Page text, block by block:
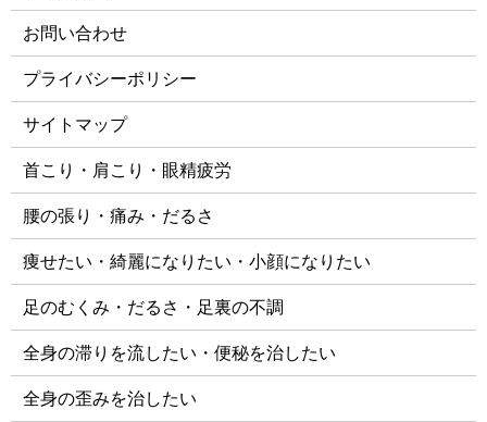
お問い合わせ
プライバシーポリシー
サイトマップ
首こり・肩こり・眼精疲労
腰の張り・痛み・だるさ
痩せたい・綺麗になりたい・小顔になりたい
足のむくみ・だるさ・足裏の不調
全身の滞りを流したい・便秘を治したい
全身の歪みを治したい